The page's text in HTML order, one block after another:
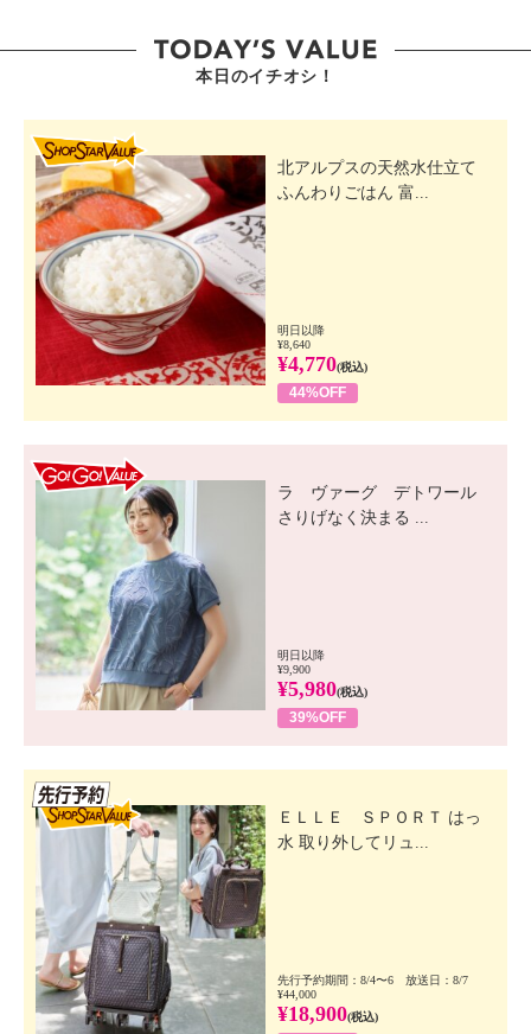
本日のイチオシ！
北アルプスの天然水仕立て
ふんわりごはん 富...
明日以降
¥8,640
¥4,770(税込)
44%OFF
ラ ヴァーグ デトワール
さりげなく決まる ...
明日以降
¥9,900
¥5,980(税込)
39%OFF
ＥＬＬＥ ＳＰＯＲＴ はっ
水 取り外してリュ...
先行予約期間：8/4〜6 放送日：8/7
¥44,000
¥18,900(税込)